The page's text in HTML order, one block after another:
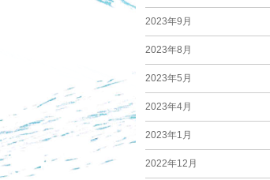
2023年9月
2023年8月
2023年5月
2023年4月
2023年1月
2022年12月